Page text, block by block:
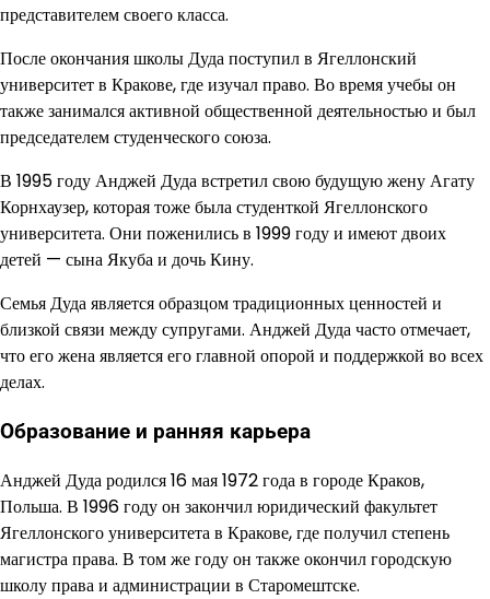
представителем своего класса.
После окончания школы Дуда поступил в Ягеллонский
университет в Кракове, где изучал право. Во время учебы он
также занимался активной общественной деятельностью и был
председателем студенческого союза.
В 1995 году Анджей Дуда встретил свою будущую жену Агату
Корнхаузер, которая тоже была студенткой Ягеллонского
университета. Они поженились в 1999 году и имеют двоих
детей — сына Якуба и дочь Кину.
Семья Дуда является образцом традиционных ценностей и
близкой связи между супругами. Анджей Дуда часто отмечает,
что его жена является его главной опорой и поддержкой во всех
делах.
Образование и ранняя карьера
Анджей Дуда родился 16 мая 1972 года в городе Краков,
Польша. В 1996 году он закончил юридический факультет
Ягеллонского университета в Кракове, где получил степень
магистра права. В том же году он также окончил городскую
школу права и администрации в Старомештске.